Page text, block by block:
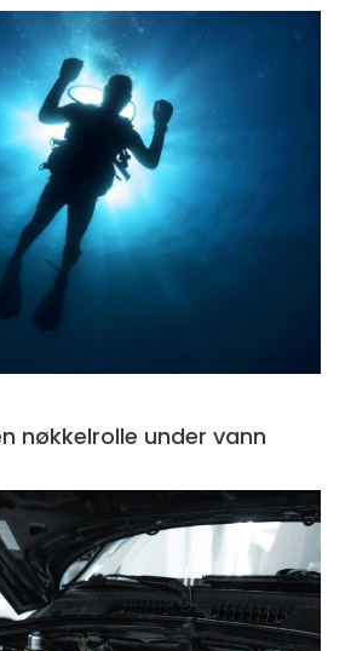
en nøkkelrolle under vann